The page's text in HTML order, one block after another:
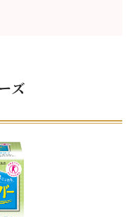
ズ